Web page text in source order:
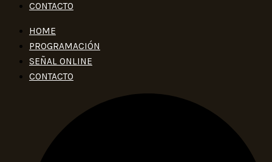
CONTACTO
HOME
PROGRAMACIÓN
SEÑAL ONLINE
CONTACTO